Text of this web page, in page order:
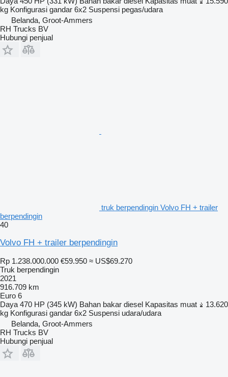
kg Konfigurasi gandar 6x2 Suspensi pegas/udara
Belanda, Groot-Ammers
RH Trucks BV
Hubungi penjual
truk berpendingin Volvo FH + trailer
berpendingin
40
Volvo FH + trailer berpendingin
Rp 1.238.000.000 €59.950 ≈ US$69.270
Truk berpendingin
2021
916.709 km
Euro 6
Daya 470 HP (345 kW) Bahan bakar diesel Kapasitas muat
13.620
kg Konfigurasi gandar 6x2 Suspensi udara/udara
Belanda, Groot-Ammers
RH Trucks BV
Hubungi penjual